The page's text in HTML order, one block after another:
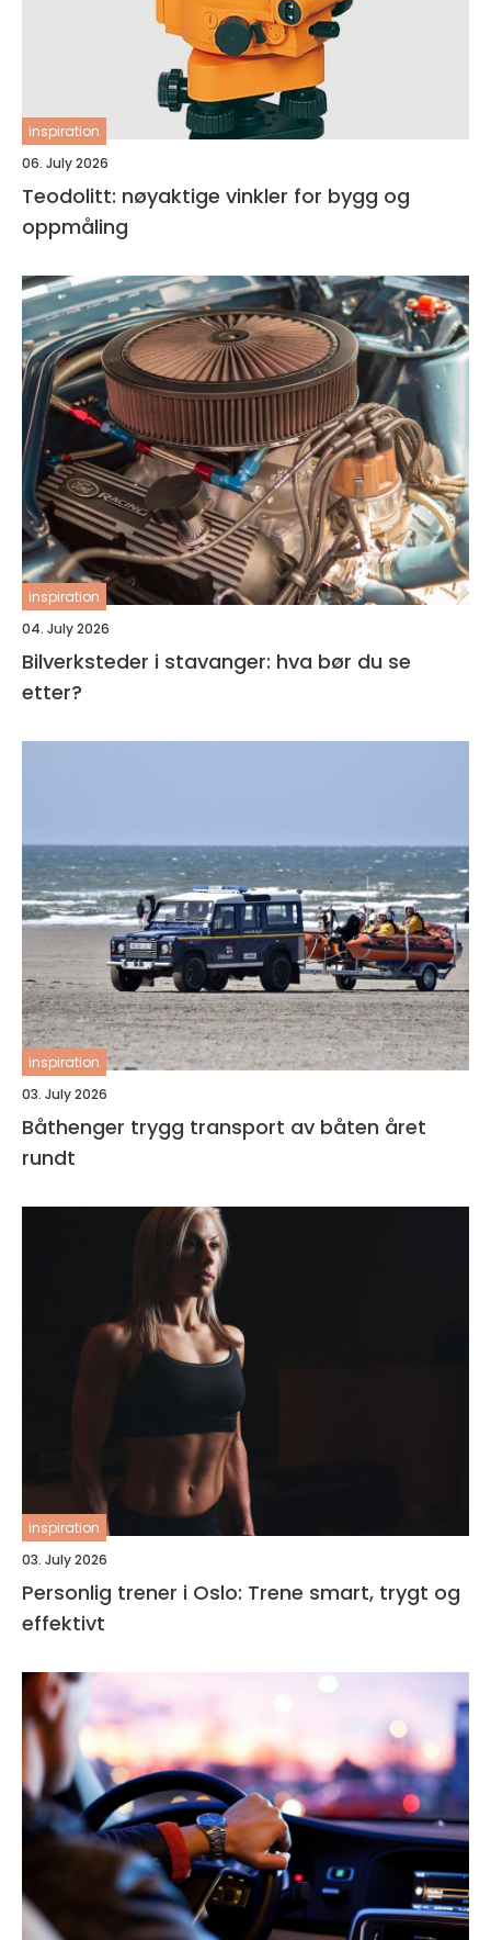
inspiration
06. July 2026
Teodolitt: nøyaktige vinkler for bygg og
oppmåling
inspiration
04. July 2026
Bilverksteder i stavanger: hva bør du se
etter?
inspiration
03. July 2026
Båthenger trygg transport av båten året
rundt
inspiration
03. July 2026
Personlig trener i Oslo: Trene smart, trygt og
effektivt